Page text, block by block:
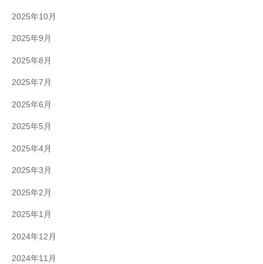
2025年10月
2025年9月
2025年8月
2025年7月
2025年6月
2025年5月
2025年4月
2025年3月
2025年2月
2025年1月
2024年12月
2024年11月